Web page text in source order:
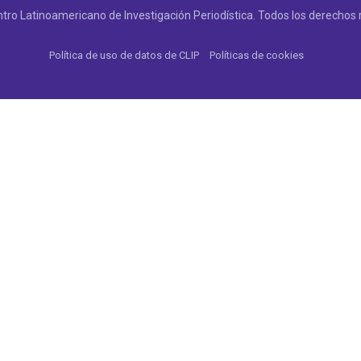
Latinoamericano de Investigación Periodística. Todos los derechos
Política de uso de datos de CLIP Políticas de cookies